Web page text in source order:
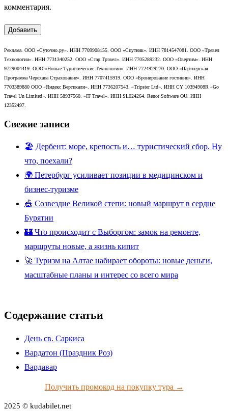
комментария.
Реклама. ООО «Суточно.ру». ИНН 7709908155. ООО «Спутник». ИНН 7814547081. ООО «Тревел
Технологии». ИНН 7731340252. ООО «Стар Трэвел». ИНН 7705289232. ООО «Овертим». ИНН
9729004419. ООО «Новые Туристические Технологии». ИНН 7724929270. ООО «Партнерская
Программа Черехапа Страхование». ИНН 7707415919. ООО «Бронирование гостиниц». ИНН
7703389880 ООО «Яндекс Вертикали». ИНН 7736207543. «Tripster Ltd». ИНН CY 10394908R «Go
Travel Un Limited». ИНН 58937560. «IT Travel». ИНН SL024264. Renot Software OU. ИНН
12352497.
Свежие записи
🏖️ Дербент: море, крепость и… туристический сбор. Ну
что, поехали?
🌍 Петербург усиливает позиции в медицинском и
бизнес-туризме
🎪 Созвездие Великой степи: новый маршрут в сердце
Бурятии
🏰 Что происходит с Выборгом: замок на ремонте,
маршруты новые, а жизнь кипит
🚀 Туризм на Алтае набирает обороты: новые деньги,
масштабные планы и интерес со всего мира
Содержание статьи
День св. Саркиса
Вардатон (Праздник Роз)
Вардавар
Получить промокод на покупку тура →
2025 © kudabilet.net